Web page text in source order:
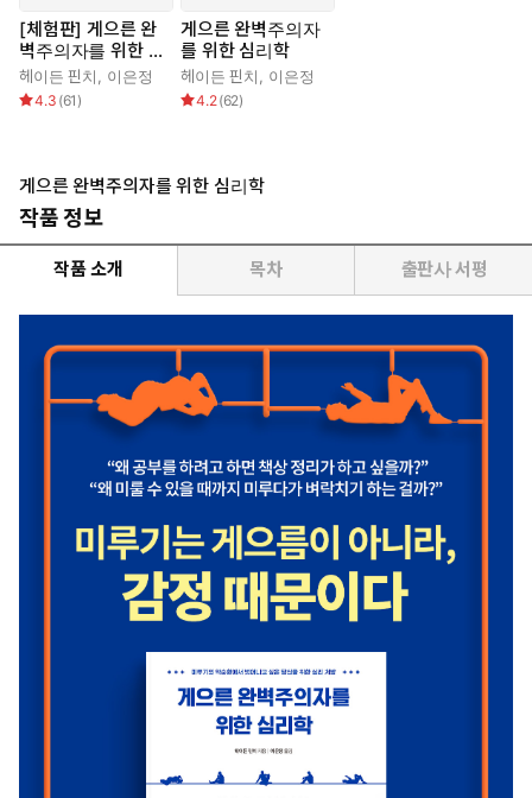
[체험판] 게으른 완
벽주의자를 위한 심
리학
헤이든 핀치, 이은정
4.3 (61 )
게으른 완벽주의자
를 위한 심리학
헤이든 핀치, 이은정
4.2(62)
게으른 완벽주의자를 위한 심리학
작품 정보
작품 소개 목차 출판사 서평